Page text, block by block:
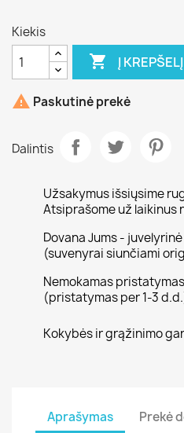
Kiekis
 Į KREPŠELĮ
 Paskutinė prekė
Dalintis
Užsakymus išsiųsime
Atsiprašome už laikinus
Dovana Jums -
(suvenyrai siunčiami
Nemokamas
(pristatymas per 1-3
Kokybės ir grąžinimo
Aprašymas
Prekė